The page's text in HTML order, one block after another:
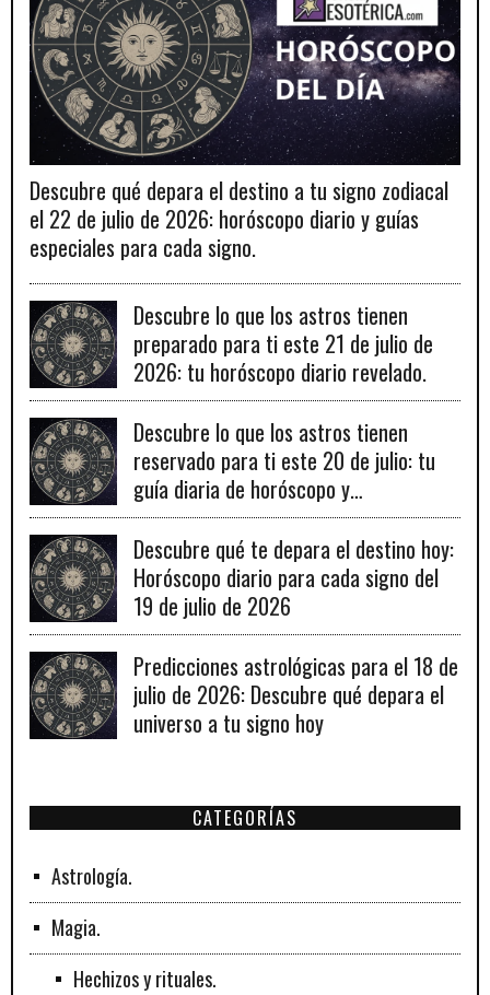
Descubre qué depara el destino a tu signo zodiacal
el 22 de julio de 2026: horóscopo diario y guías
especiales para cada signo.
Descubre lo que los astros tienen
preparado para ti este 21 de julio de
2026: tu horóscopo diario revelado.
Descubre lo que los astros tienen
reservado para ti este 20 de julio: tu
guía diaria de horóscopo y
recomendaciones para un día lleno de
fortuna.
Descubre qué te depara el destino hoy:
Horóscopo diario para cada signo del
19 de julio de 2026
Predicciones astrológicas para el 18 de
julio de 2026: Descubre qué depara el
universo a tu signo hoy
CATEGORÍAS
Astrología.
Magia.
Hechizos y rituales.